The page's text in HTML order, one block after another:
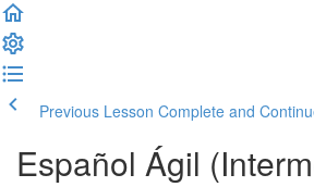
Previous Lesson Complete and
Español Ágil